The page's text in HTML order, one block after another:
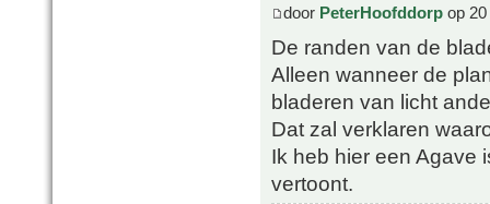
door PeterHoofddorp op
De randen van de
Alleen wanneer de
bladeren van licht
Dat zal verklaren
Ik heb hier een Agave
vertoont.